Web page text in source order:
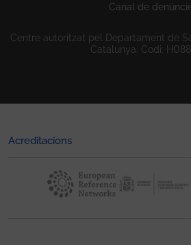
Canal de
Centre autoritzat pel Departament de
Catalunya. Codi:
Acreditacions